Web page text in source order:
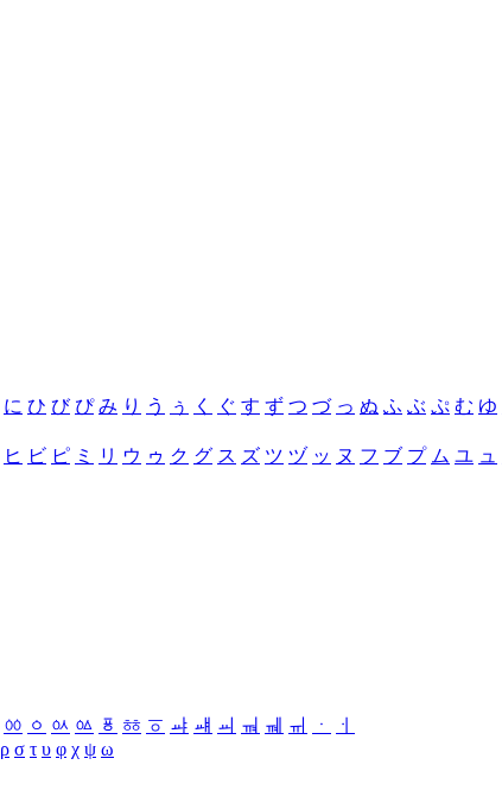
に ひ び ぴ み り う ぅ く ぐ す ず つ づ っ ぬ ふ ぶ ぷ む ゆ
ヒ ビ ピ ミ リ ウ ゥ ク グ ス ズ ツ ヅ ッ ヌ フ ブ プ ム ユ ュ
ㆀ ㆁ ㆂ ㆃ ㆄ ㆅ ㆆ ㆇ ㆈ ㆉ ㆊ ㆋ ㆌ ㆍ
ㆎ
ρ σ τ υ φ χ ψ ω